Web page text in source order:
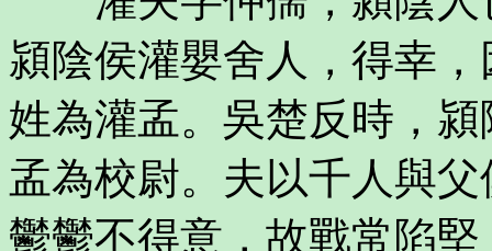
潁陰侯灌嬰舍人，得幸
姓為灌孟。吳楚反時，
孟為校尉。夫以千人與
鬱鬱不得意，故戰常陷